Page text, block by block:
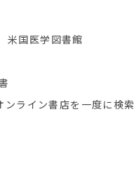
米国医学図書館
ライン書店を一度に検索